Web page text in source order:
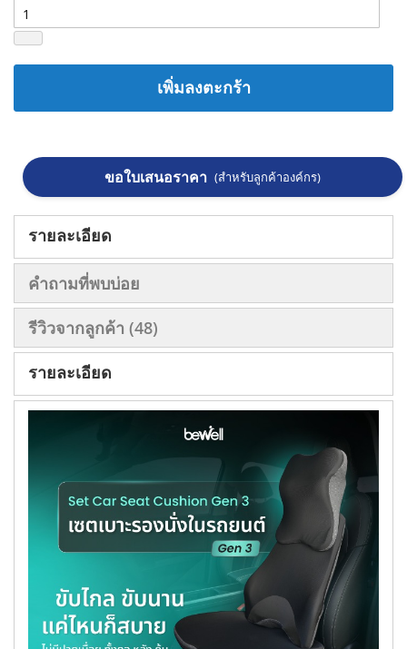
เพิ่มลงตะกร้า
ขอใบเสนอราคา (สำหรับลูกค้าองค์กร)
รายละเอียด
คำถามที่พบบ่อย
รีวิวจากลูกค้า 48
รายละเอียด